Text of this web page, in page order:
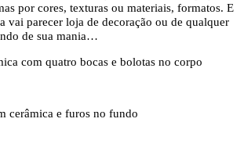
por cores, texturas ou materiais, formatos. E
vai parecer loja de decoração ou de qualquer
de sua mania…